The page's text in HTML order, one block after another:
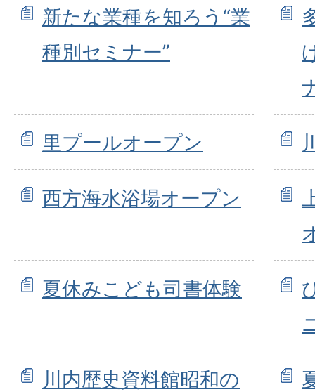
新たな業種を知ろう“業
種別セミナー”
里プールオープン
西方海水浴場オープン
夏休みこども司書体験
川内歴史資料館昭和の